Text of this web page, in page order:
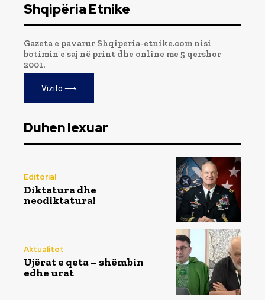
Shqipëria Etnike
Gazeta e pavarur Shqiperia-etnike.com nisi
botimin e saj në print dhe online me 5 qershor
2001.
Vizito ⟶
Duhen lexuar
Editorial
Diktatura dhe
neodiktatura!
Aktualitet
Ujërat e qeta – shëmbin
edhe urat